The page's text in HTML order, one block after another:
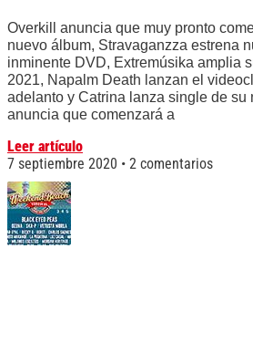
Overkill anuncia que muy pronto
nuevo álbum, Stravaganzza estrena
inminente DVD, Extremúsika amplia
2021, Napalm Death lanzan el
adelanto y Catrina lanza single de su
anuncia que comenzará a
Leer artículo
7 septiembre 2020
2 comentarios